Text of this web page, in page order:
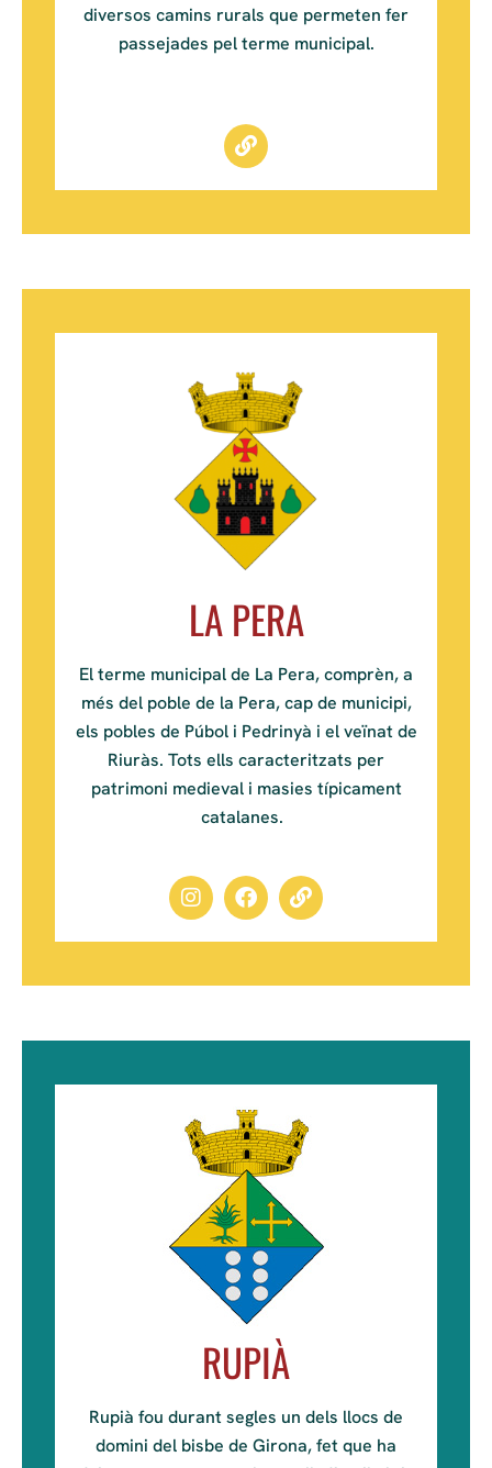
diversos camins rurals que permeten fer
passejades pel terme municipal.
LA PERA
El terme municipal de La Pera, comprèn, a
més del poble de la Pera, cap de municipi,
els pobles de Púbol i Pedrinyà i el veïnat de
Riuràs. Tots ells caracteritzats per
patrimoni medieval i masies típicament
catalanes.
RUPIÀ
Rupià fou durant segles un dels llocs de
domini del bisbe de Girona, fet que ha